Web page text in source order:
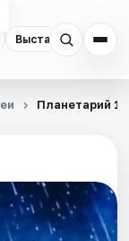
Выставки
Планетарий 1